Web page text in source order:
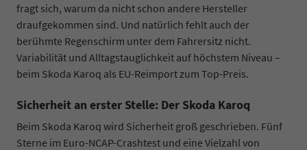
fragt sich, warum da nicht schon andere Hersteller
draufgekommen sind. Und natürlich fehlt auch der
berühmte Regenschirm unter dem Fahrersitz nicht.
Variabilität und Alltagstauglichkeit auf höchstem Niveau –
beim Skoda Karoq als EU-Reimport zum Top-Preis.
Sicherheit an erster Stelle: Der Skoda Karoq
Beim Skoda Karoq wird Sicherheit groß geschrieben. Fünf
Sterne im Euro-NCAP-Crashtest und eine Vielzahl von